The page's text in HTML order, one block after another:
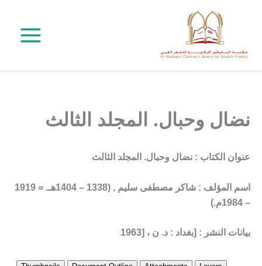
نضال وحبال. المجلد الثالث
عنوان الكتاب : نضال وحبال. المجلد الثالث
اسم المؤلف : شاكر مصطفى سليم , (1338 – 1404هـ. = 1919
– 1984م.)
بيانات النشر : [بغداد : د. ن ، [1963